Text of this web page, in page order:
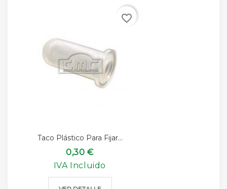
Taco Plástico Para Fijar...
0,30 €
IVA Incluido
favorite_border